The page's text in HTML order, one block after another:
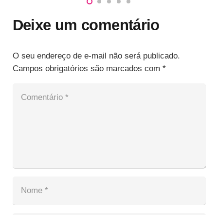
Deixe um comentário
O seu endereço de e-mail não será publicado.
Campos obrigatórios são marcados com *